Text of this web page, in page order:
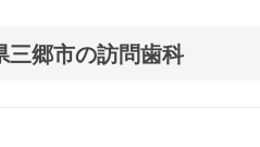
三郷市の訪問歯科